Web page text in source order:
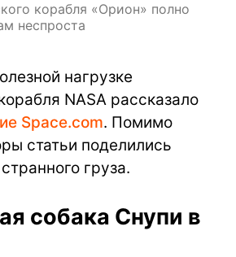
корабля «Орион» полно
неспроста
нагрузке
NASA рассказало
Space.com. Помимо
статьи поделились
груза.
собака Снупи в